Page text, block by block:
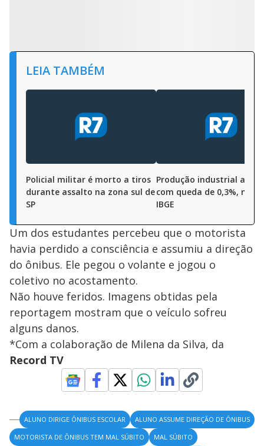
LEIA TAMBÉM
Policial militar é morto a tiros
durante assalto na zona sul de
SP
Produção industrial abre
com queda de 0,3%,
IBGE
Um dos estudantes percebeu que o motorista
havia perdido a consciência e assumiu a direção
do ônibus. Ele pegou o volante e jogou o
coletivo no acostamento.
Não houve feridos. Imagens obtidas pela
reportagem mostram que o veículo sofreu
alguns danos.
*Com a colaboração de Milena da Silva, da
Record TV
ALUNO DIRIGE ÔNIBUS ESCOLAR
ALUNO ASSUME DIREÇÃO DE ÔNIBUS
MOTORISTA DE ÔNIBUS TEM MAL SÚBITO
MAL SÚBITO